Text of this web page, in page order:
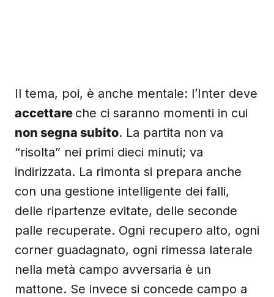
Il tema, poi, è anche mentale: l’Inter deve
accettare che ci saranno momenti in cui
non segna subito. La partita non va
“risolta” nei primi dieci minuti; va
indirizzata. La rimonta si prepara anche
con una gestione intelligente dei falli,
delle ripartenze evitate, delle seconde
palle recuperate. Ogni recupero alto, ogni
corner guadagnato, ogni rimessa laterale
nella metà campo avversaria è un
mattone. Se invece si concede campo a